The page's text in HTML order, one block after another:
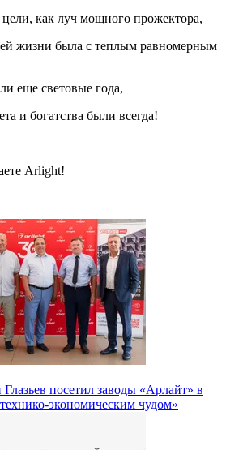
как луч мощного прожектора,
жизни была с теплым равномерным
еще световые года,
и богатства были всегда!
Arlight!
Глазьев посетил заводы «Арлайт» в
экономическим чудом»